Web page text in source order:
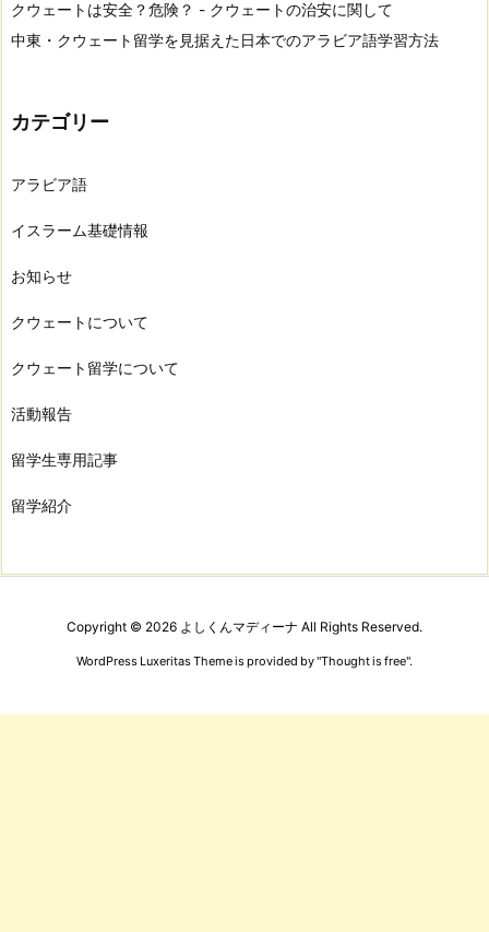
クウェートは安全？危険？ - クウェートの治安に関して
中東・クウェート留学を見据えた日本でのアラビア語学習方法
カテゴリー
アラビア語
イスラーム基礎情報
お知らせ
クウェートについて
クウェート留学について
活動報告
留学生専用記事
留学紹介
Copyright © 2026 よしくんマディーナ All Rights Reserved.
WordPress Luxeritas Theme is provided by "Thought is free".